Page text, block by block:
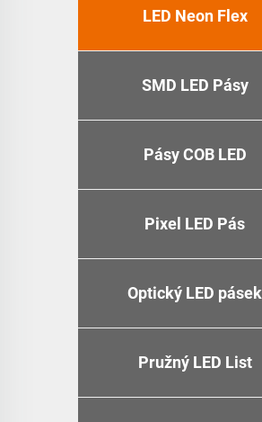
LED Neon Flex
SMD LED Pásy
Pásy COB LED
Pixel LED Pás
Optický LED pásek
Pružný LED List